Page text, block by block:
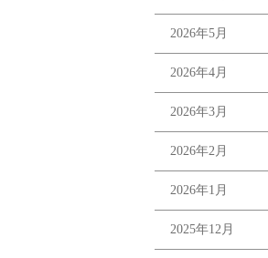
2026年5月
2026年4月
2026年3月
2026年2月
2026年1月
2025年12月